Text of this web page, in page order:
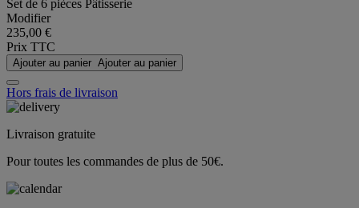
Set de 6 pièces Pâtisserie
Modifier
235,00 €
Prix TTC
Ajouter au panier Ajouter au panier
Hors frais de livraison
Livraison gratuite
Pour toutes les commandes de plus de 50€.